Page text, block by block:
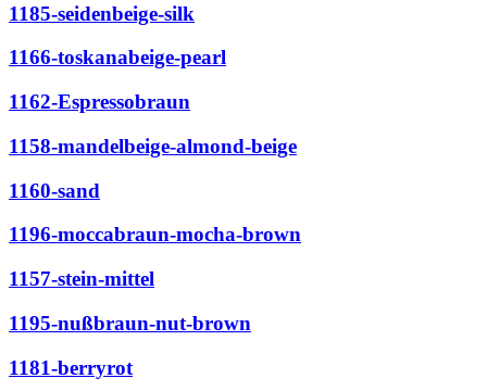
1185-seidenbeige-silk
1166-toskanabeige-pearl
1162-Espressobraun
1158-mandelbeige-almond-beige
1160-sand
1196-moccabraun-mocha-brown
1157-stein-mittel
1195-nußbraun-nut-brown
1181-berryrot